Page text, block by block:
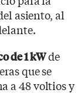
asiento, al
de 1 kWde
que se
a 48 voltios y